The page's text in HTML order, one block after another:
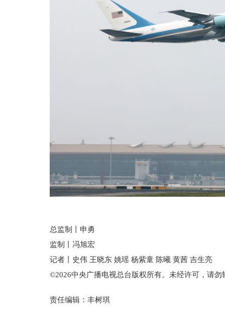
总监制丨申勇
监制丨冯旭宏
记者丨史伟 王晓东 姚瑶 杨紫童 陈曦 黄茜 吉生亮
©2026中央广播电视总台版权所有。未经许可，请勿
责任编辑：丰树琪